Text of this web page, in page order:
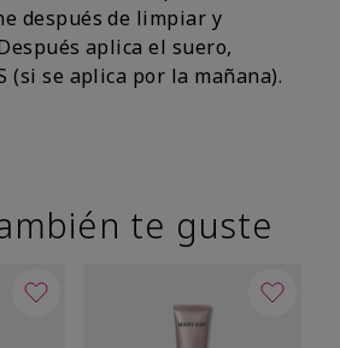
después de limpiar y
aplica el suero,
(si se aplica por la mañana).
te guste